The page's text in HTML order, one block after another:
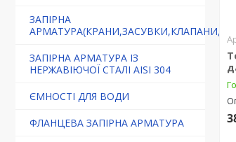
ЗАПІРНА
ЗАПІРНА АРМАТУРА ІЗ
НЕРЖАВІЮЧОЇ СТАЛІ AISI 304
ЄМНОСТІ ДЛЯ ВОДИ
ФЛАНЦЕВА ЗАПІРНА АРМАТУРА